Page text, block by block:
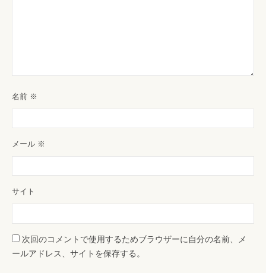
名前 ※
メール ※
サイト
次回のコメントで使用するためブラウザーに自分の名前、メ
ールアドレス、サイトを保存する。